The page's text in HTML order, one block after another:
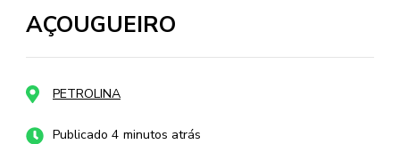
AÇOUGUEIRO
PETROLINA
Publicado 4 minutos atrás